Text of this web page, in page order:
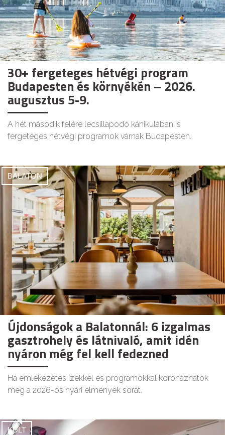
30+ fergeteges hétvégi program
Budapesten és környékén – 2026.
augusztus 5-9.
A hét második felére lecsillapodó kánikulában is
fergeteges hétvégi programok várnak Budapesten.
BALATON
Újdonságok a Balatonnál: 6 izgalmas
gasztrohely és látnivaló, amit idén
nyáron még fel kell fedezned
Ha emlékezetes ízekkel és programokkal koronáznátok
meg a 2026-os nyári élmények sorát.
KULT